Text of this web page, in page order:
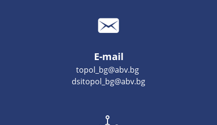
E-mail
topol_bg@abv.bg
dsitopol_bg@abv.bg